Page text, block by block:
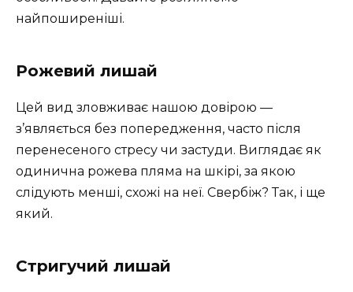
найпоширеніші.
Рожевий лишай
Цей вид зловживає нашою довірою —
з’являється без попередження, часто після
перенесеного стресу чи застуди. Виглядає як
одинична рожева пляма на шкірі, за якою
слідують менші, схожі на неї. Свербіж? Так, і ще
який.
Стригучий лишай